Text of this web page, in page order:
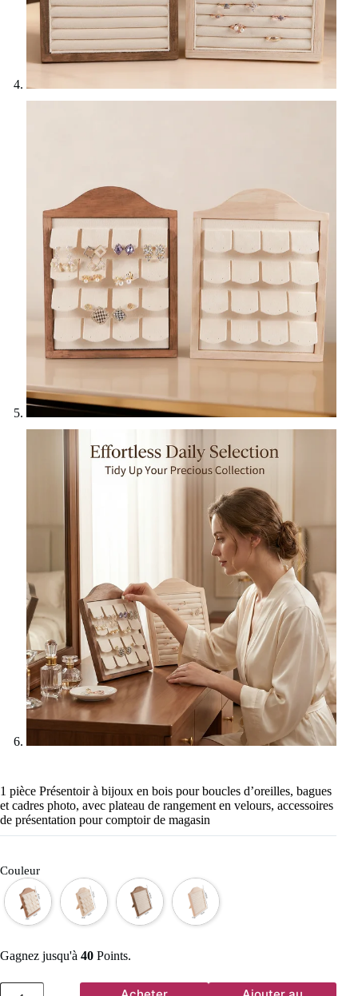
1 pièce Présentoir à bijoux en bois pour boucles d’oreilles, bagues
et cadres photo, avec plateau de rangement en velours, accessoires
de présentation pour comptoir de magasin
Couleur
Gagnez jusqu'à 40 Points.
quantité